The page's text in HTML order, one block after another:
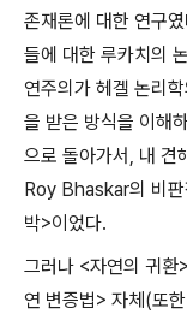
존재론에 대한 연구
들에 대한 루카치의
연주의가 헤겔 논리
을 받은 방식을 이해
으로 돌아가서, 내 견
Roy Bhaskar의 비판
박>이었다.
그러나 <자연의 귀환>
연 변증법> 자체 (또